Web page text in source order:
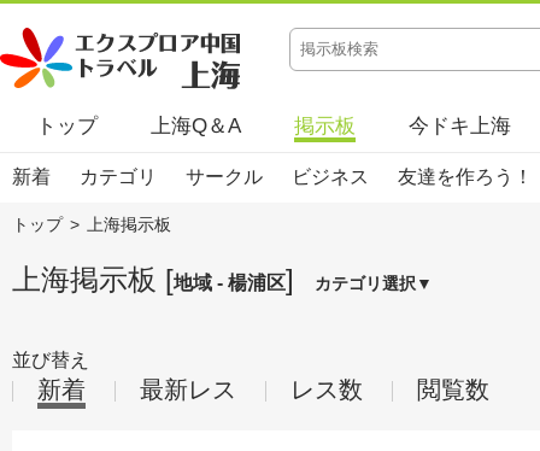
トップ 上海Q＆A 掲示板 今ドキ上海
新着 カテゴリ サークル ビジネス 友達を作ろう！
トップ > 上海掲示板
上海掲示板 [地域 - 楊浦区] カテゴリ選択▼
並び替え
新着 最新レス レス数 閲覧数